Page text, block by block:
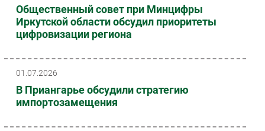
Интервью
Мероприятия
Проекты
IT класс
Тестовый стенд
Каталог компаний
Общественный совет при Минцифры
Иркутской области обсудил приоритеты
цифровизации региона
01.07.2026
В Приангарье обсудили стратегию
импортозамещения